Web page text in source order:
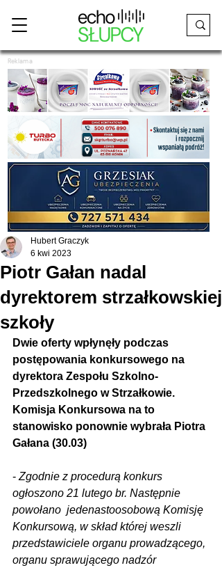
Reklama
Piotr Gałan nadal
dyrektorem strzałkowskiej
szkoły
Hubert Graczyk
6 kwi 2023
Dwie oferty wpłynęły podczas
postępowania konkursowego na
dyrektora Zespołu Szkolno-
Przedszkolnego w Strzałkowie.
Komisja Konkursowa na to
stanowisko ponownie wybrała Piotra
Gałana (30.03)
- Zgodnie z procedurą konkurs
ogłoszono 21 lutego br. Następnie
powołano  jedenastoosobową Komisję
Konkursową, w skład której weszli
przedstawiciele organu prowadzącego,
organu sprawującego nadzór